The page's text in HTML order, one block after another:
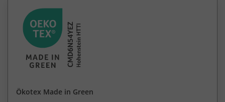
Ökotex Made in Green